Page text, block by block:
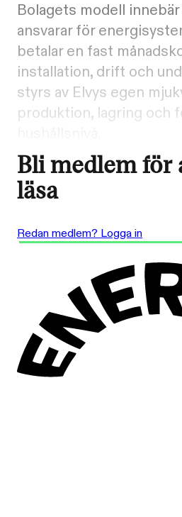
Bolagets modell
ansvarar för
betalar en fast
installation, drift och
styrs av Elvys egen
produktion, lagring och
Bli medlem
läsa
Redan medlem? Logga in